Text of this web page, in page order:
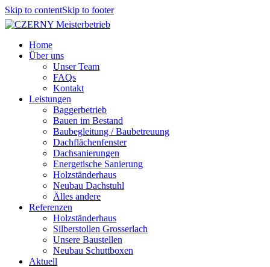
Skip to contentSkip to footer
Home
Über uns
Unser Team
FAQs
Kontakt
Leistungen
Baggerbetrieb
Bauen im Bestand
Baubegleitung / Baubetreuung
Dachflächenfenster
Dachsanierungen
Energetische Sanierung
Holzständerhaus
Neubau Dachstuhl
Älles andere
Referenzen
Holzständerhaus
Silberstollen Grosserlach
Unsere Baustellen
Neubau Schuttboxen
Aktuell